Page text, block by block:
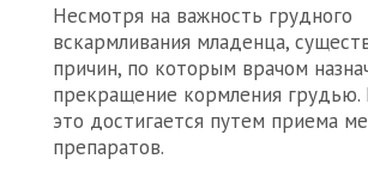
Несмотря на важность грудного
вскармливания младенца,
причин, по которым врачом
прекращение кормления грудью.
это достигается путем приема
препаратов.